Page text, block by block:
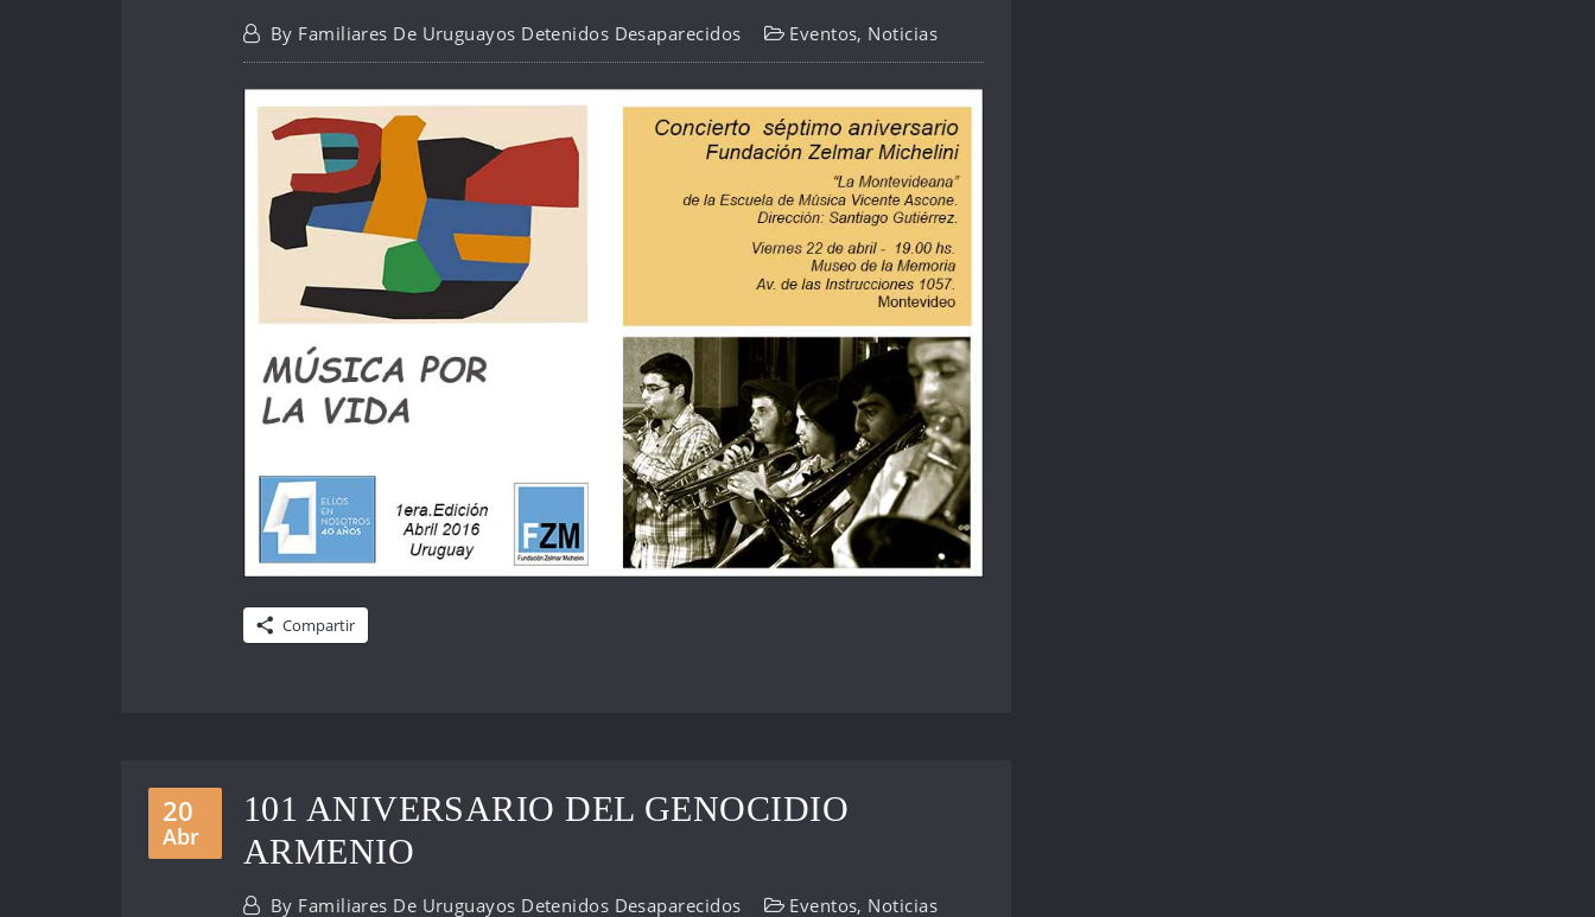
By Familiares De Uruguayos Detenidos Desaparecidos Eventos, Noticias
Compartir
20
Abr
101 ANIVERSARIO DEL GENOCIDIO
ARMENIO
By Familiares De Uruguayos Detenidos Desaparecidos Eventos, Noticias